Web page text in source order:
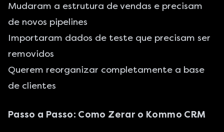
Mudaram a estrutura de vendas e precisam
de novos pipelines
Importaram dados de teste que precisam ser
removidos
Querem reorganizar completamente a base
de clientes
Passo a Passo: Como Zerar o Kommo CRM